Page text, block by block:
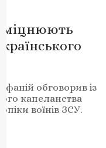
обговорив із
капеланства
воїнів ЗСУ.